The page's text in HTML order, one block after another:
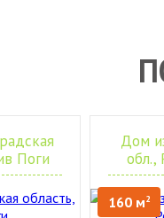
Поги
Дом
обл.,
160 м2